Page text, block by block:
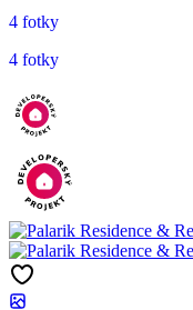
4 fotky
4 fotky